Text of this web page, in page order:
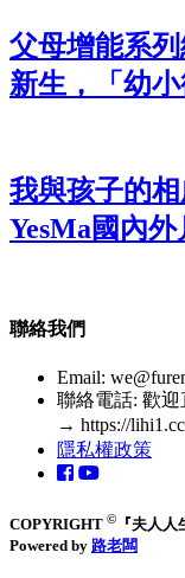
父母增能系
新生，「幼
我與孩子的
YesMa國內
聯絡我們
Email:
聯絡電話: 歡
→ https://
隱私權政策
COPYRIGHT ©
『夫人
Powered by 路老闆